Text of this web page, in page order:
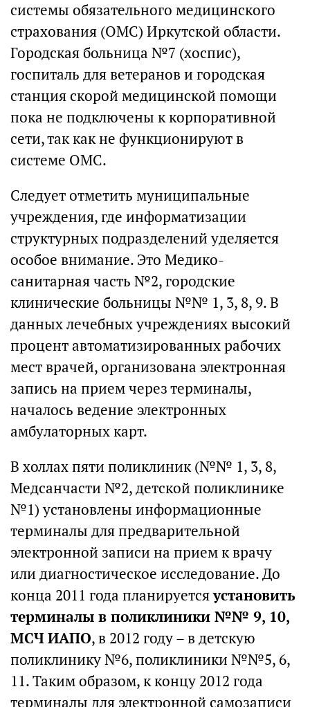
системы обязательного медицинского
страхования (ОМС) Иркутской области.
Городская больница №7 (хоспис),
госпиталь для ветеранов и городская
станция скорой медицинской помощи
пока не подключены к корпоративной
сети, так как не функционируют в
системе ОМС.
Следует отметить муниципальные
учреждения, где информатизации
структурных подразделений уделяется
особое внимание. Это Медико-
санитарная часть №2, городские
клинические больницы №№ 1, 3, 8, 9. В
данных лечебных учреждениях высокий
процент автоматизированных рабочих
мест врачей, организована электронная
запись на прием через терминалы,
началось ведение электронных
амбулаторных карт.
В холлах пяти поликлиник (№№ 1, 3, 8,
Медсанчасти №2, детской поликлинике
№1) установлены информационные
терминалы для предварительной
электронной записи на прием к врачу
или диагностическое исследование. До
конца 2011 года планируетсяустановить
терминалы в поликлиники №№ 9, 10,
МСЧ ИАПО, в 2012 году – в детскую
поликлинику №6, поликлиники №№5, 6,
11. Таким образом, к концу 2012 года
терминалы для электронной самозаписи